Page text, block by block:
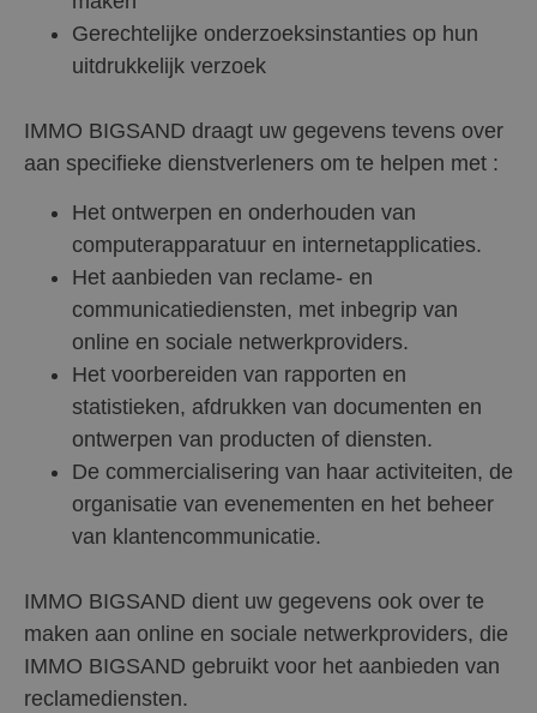
Gerechtelijke onderzoeksinstanties op hun
uitdrukkelijk verzoek
IMMO BIGSAND draagt uw gegevens tevens over
aan specifieke dienstverleners om te helpen met :
Het ontwerpen en onderhouden van
computerapparatuur en internetapplicaties.
Het aanbieden van reclame- en
communicatiediensten, met inbegrip van
online en sociale netwerkproviders.
Het voorbereiden van rapporten en
statistieken, afdrukken van documenten en
ontwerpen van producten of diensten.
De commercialisering van haar activiteiten, de
organisatie van evenementen en het beheer
van klantencommunicatie.
IMMO BIGSAND dient uw gegevens ook over te
maken aan online en sociale netwerkproviders, die
IMMO BIGSAND gebruikt voor het aanbieden van
reclamediensten.